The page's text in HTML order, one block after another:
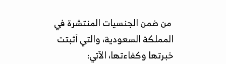
من ضمن الجنسيات المنتشرة في
المملكة السعودية، والتي أثبتت
خبرتها وكفاءتها، الآتي: